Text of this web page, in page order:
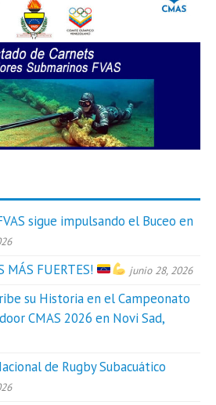
sigue impulsando el Buceo en
MÁS FUERTES! junio 28, 2026
su Historia en el Campeonato
CMAS 2026 en Novi Sad,
de Rugby Subacuático